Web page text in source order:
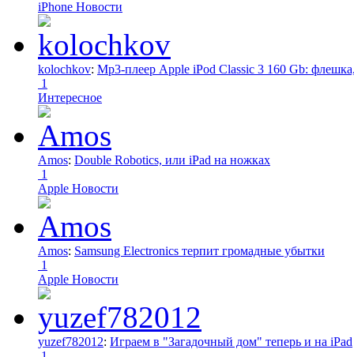
iPhone Новости
kolochkov: Mp3-плеер Apple iPod Classic 3 160 Gb:
1
Интересное
Amos: Double Robotics, или iPad на ножках
1
Apple Новости
Amos: Samsung Electronics терпит громадные убытки
1
Apple Новости
yuzef782012: Играем в "Загадочный дом" теперь и на iPad